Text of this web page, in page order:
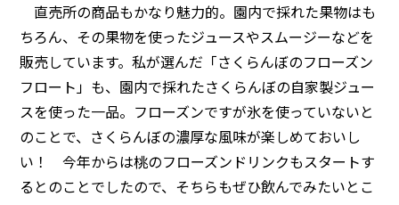
直売所の商品もかなり魅力的。園内で採れた果物はも
ちろん、その果物を使ったジュースやスムージーなどを
販売しています。私が選んだ「さくらんぼのフローズン
フロート」も、園内で採れたさくらんぼの自家製ジュー
スを使った一品。フローズンですが氷を使っていないと
のことで、さくらんぼの濃厚な風味が楽しめておいし
い！ 今年からは桃のフローズンドリンクもスタートす
るとのことでしたので、そちらもぜひ飲んでみたいとこ